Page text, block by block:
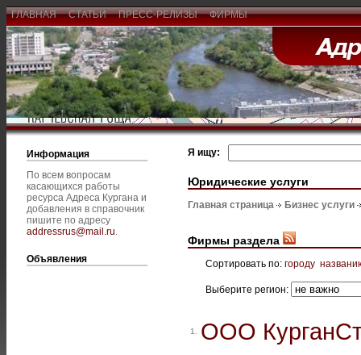
ГЛАВНАЯ СТАТЬИ ПРЕСС-РЕЛИЗЫ ФИРМЫ
Информация
По всем вопросам
касающихся работы
ресурса Адреса Кургана и
добавления в справочник
пишите по адресу
addressrus@mail.ru.
Объявления
Я ищу:
Юридические услуги
Главная страница Бизнес услуги
Фирмы раздела
Сортировать по: городу
Выберите регион:
1. ООО